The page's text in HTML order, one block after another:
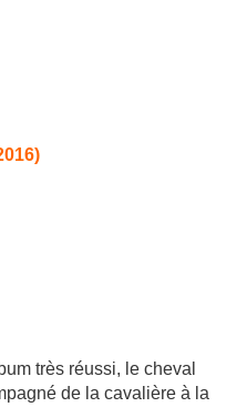
très réussi, le cheval
de la cavalière à la